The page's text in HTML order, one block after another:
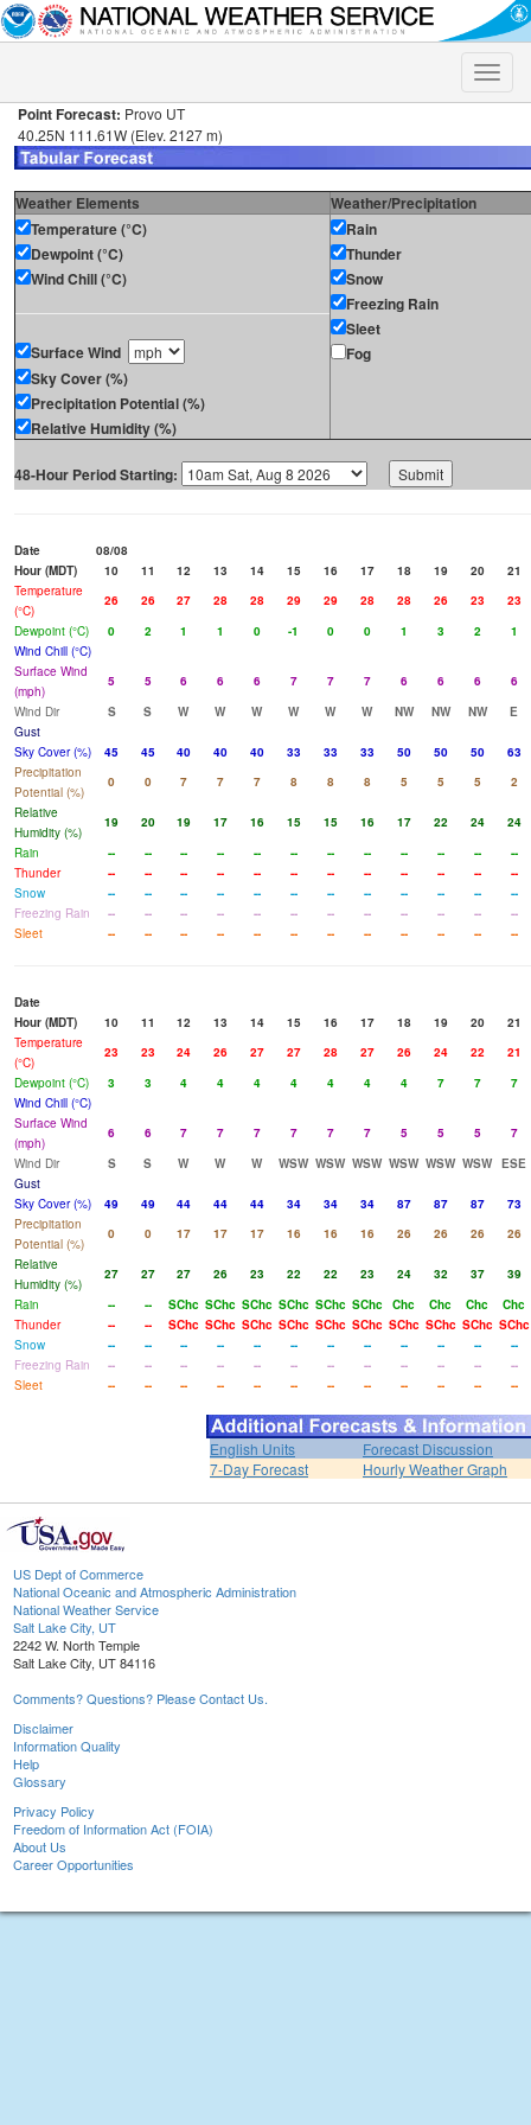
Toggle
Point Forecast: Provo UT
40.25N 111.61W (Elev. 2127 m)
Weather Elements
Weather/Precipitation
Temperature (°C)
Dewpoint (°C)
Wind Chill (°C)
Surface Wind
Sky Cover (%)
Precipitation Potential (%)
Relative Humidity (%)
Rain
Thunder
Snow
Freezing Rain
Sleet
Fog
48-Hour Period Starting:
Date
08/08
Hour (MDT)
10 11 12 13 14 15 16 17 18 19 20
21
Temperature
(°C)
26 26 27 28 28 29 29 28 28 26 23
23
Dewpoint (°C)
0 2 1 1 0 -1 0 0 1 3 2
1
Wind Chill (°C)
Surface Wind
(mph)
5 5 6 6 6 7 7 7 6 6 6
6
Wind Dir
S S W W W W W W NW NW NW
E
Gust
Sky Cover (%)
45 45 40 40 40 33 33 33 50 50 50
63
Precipitation
Potential (%)
0 0 7 7 7 8 8 8 5 5 5
2
Relative
Humidity (%)
19 20 19 17 16 15 15 16 17 22 24
24
Rain
-- -- -- -- -- -- -- -- -- -- --
--
Thunder
-- -- -- -- -- -- -- -- -- -- --
--
Snow
-- -- -- -- -- -- -- -- -- -- --
--
Freezing Rain
-- -- -- -- -- -- -- -- -- -- --
--
Sleet
-- -- -- -- -- -- -- -- -- -- -- --
Date
Hour (MDT)
10 11 12 13 14 15 16 17 18 19 20
21
Temperature
(°C)
23 23 24 26 27 27 28 27 26 24 22
21
Dewpoint (°C)
3 3 4 4 4 4 4 4 4 7 7
7
Wind Chill (°C)
Surface Wind
(mph)
6 6 7 7 7 7 7 7 5 5 5
7
Wind Dir
S S W W W WSW WSW WSW WSW WSW WSW ESE
Gust
Sky Cover (%)
49 49 44 44 44 34 34 34 87 87 87
73
Precipitation
Potential (%)
0 0 17 17 17 16 16 16 26 26 26
26
Relative
Humidity (%)
27 27 27 26 23 22 22 23 24 32 37
39
Rain
-- -- SChc SChc SChc SChc SChc SChc Chc Chc Chc
Chc
Thunder
-- -- SChc SChc SChc SChc SChc SChc SChc SChc SChc SChc
Snow
-- -- -- -- -- -- -- -- -- -- --
--
Freezing Rain
-- -- -- -- -- -- -- -- -- -- --
--
Sleet
-- -- -- -- -- -- -- -- -- -- -- --
English Units
Forecast Discussion
7-Day Forecast
Hourly Weather Graph
US Dept of Commerce
National Oceanic and Atmospheric Administration
National Weather Service
Salt Lake City, UT
2242 W. North Temple
Salt Lake City, UT 84116
Comments? Questions? Please Contact Us.
Disclaimer
Information Quality
Help
Glossary
Privacy Policy
Freedom of Information Act (FOIA)
About Us
Career Opportunities